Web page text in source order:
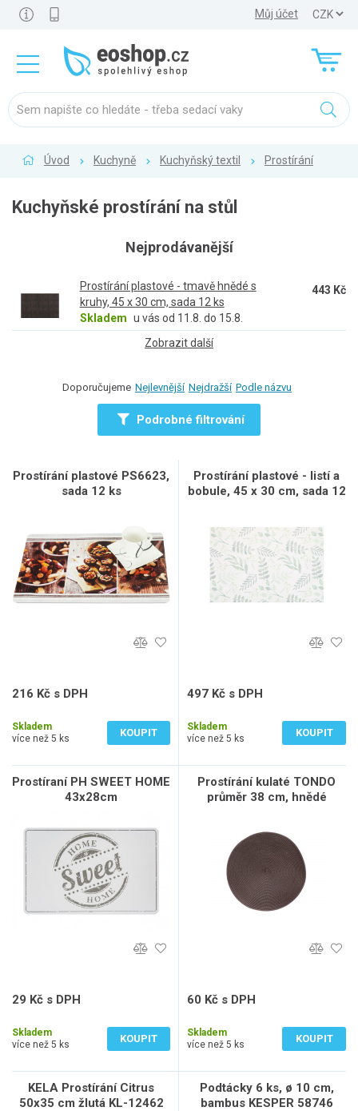
Můj účet
Úvod Kuchyně Kuchyňský textil Prostírání
Kuchyňské prostírání na stůl
Nejprodávanější
Prostírání plastové - tmavě hnědé s
kruhy, 45 x 30 cm, sada 12 ks
Skladem u vás od 11.8. do 15.8.
443 Kč
Zobrazit další
Doporučujeme Nejlevnější Nejdražší Podle názvu
Podrobné filtrování
Prostírání plastové PS6623,
sada 12 ks
216 Kč s DPH
Skladem
více než 5 ks
KOUPIT
Prostírání plastové - listí a
bobule, 45 x 30 cm, sada 12
497 Kč s DPH
Skladem
více než 5 ks
KOUPIT
Prostíraní PH SWEET HOME
43x28cm
29 Kč s DPH
Skladem
více než 5 ks
KOUPIT
Prostírání kulaté TONDO
průměr 38 cm, hnědé
60 Kč s DPH
Skladem
více než 5 ks
KOUPIT
KELA Prostírání Citrus
50x35 cm žlutá KL-12462
Podtácky 6 ks, ø 10 cm,
bambus KESPER 58746